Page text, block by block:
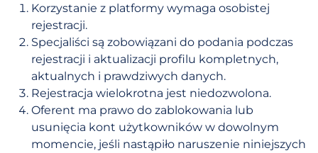
Korzystanie z platformy wymaga osobistej
rejestracji.
Specjaliści są zobowiązani do podania podczas
rejestracji i aktualizacji profilu kompletnych,
aktualnych i prawdziwych danych.
Rejestracja wielokrotna jest niedozwolona.
Oferent ma prawo do zablokowania lub
usunięcia kont użytkowników w dowolnym
momencie, jeśli nastąpiło naruszenie niniejszych